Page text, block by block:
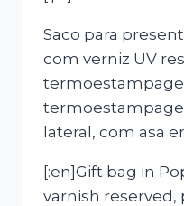
Saco para
com verniz UV
lateral, com asa
[:en]Gift bag in
varnish